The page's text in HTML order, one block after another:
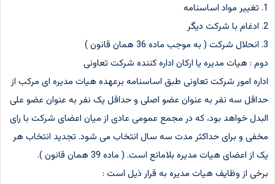
1. تغییر مواد اساسنامه
2. ادغام با شرکت دیگر
3. انحلال شرکت ( به موجب ماده 36 همان قانون )
دوم : هیات مدیره یا ارکان اداره کننده شرکت تعاونی
اداره امور شرکت تعاونی طبق اساسنامه برعهده هیات مدیره ای مرکب از
حداقل سه نفر به عنوان عضو اصلی و حداقل یک نفر به عنوان عضو علی
البدل خواهد بود، که در مجمع عمومی عادی از میان اعضای شرکت با رای
مخفی و برای حداکثر مدت سه سال انتخاب می شود. تجدید انتخاب هر
یک از اعضای هیات مدیره بلامانع است. ( ماده 39 همان قانون ).
برخی از وظایف هیات مدیره به قرار ذیل است :